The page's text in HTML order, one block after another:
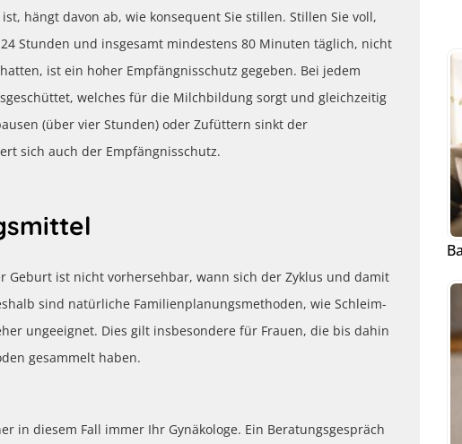
hängt davon ab, wie konsequent Sie stillen. Stillen Sie voll,
Stunden und insgesamt mindestens 80 Minuten täglich, nicht
ist ein hoher Empfängnisschutz gegeben. Bei jedem
welches für die Milchbildung sorgt und gleichzeitig
(über vier Stunden) oder Zufüttern sinkt der
sich auch der Empfängnisschutz.
ist nicht vorhersehbar, wann sich der Zyklus und damit
sind natürliche Familienplanungsmethoden, wie Schleim-
ungeeignet. Dies gilt insbesondere für Frauen, die bis dahin
gesammelt haben.
in diesem Fall immer Ihr Gynäkologe. Ein Beratungsgespräch